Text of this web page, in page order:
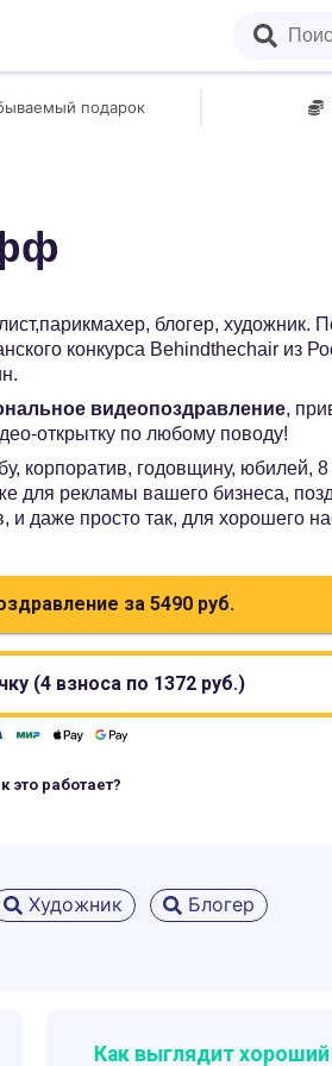
подарок
блогер, художник.
конкурса Behindthechair из
видеопоздравление,
открытку по любому поводу!
корпоратив, годовщину, юбилей,
для рекламы вашего бизнеса,
и даже просто так, для хорошего
за 5490 руб.
(4 взноса по 1372руб.)
это работает?
Художник Блогер
Как выглядит хороший